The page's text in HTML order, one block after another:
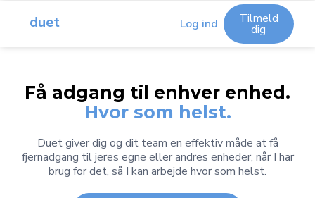
duet Log ind Tilmeld
dig
Få adgang til enhver enhed.
Hvor som helst.
Duet giver dig og dit team en effektiv måde at få
fjernadgang til jeres egne eller andres enheder, når I har
brug for det, så I kan arbejde hvor som helst.